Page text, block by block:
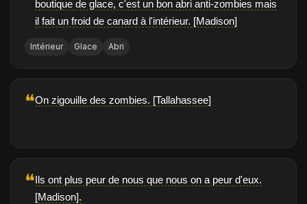
boutique de glace, c'est un bon abri anti-zombies mais
il fait un froid de canard à l'intérieur. [Madison]
Intérieur Glace Abri
❝On zigouille des zombies. [Tallahassee]
❝Ils ont plus peur de nous que nous on a peur d'eux.
[Madison].